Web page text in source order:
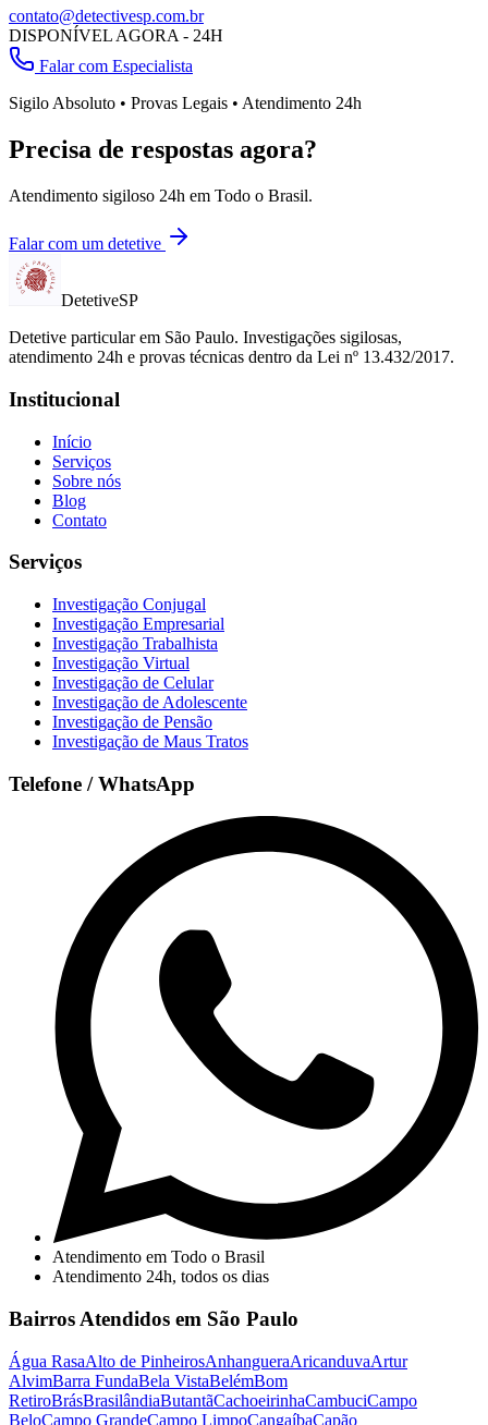
contato@detectivesp.com.br
DISPONÍVEL AGORA - 24H
Falar com Especialista
Sigilo Absoluto • Provas Legais • Atendimento 24h
Precisa de respostas agora?
Atendimento sigiloso 24h em Todo o Brasil.
Falar com um detetive
DetetiveSP
Detetive particular em São Paulo. Investigações sigilosas,
atendimento 24h e provas técnicas dentro da Lei nº 13.432/2017.
Institucional
Início
Serviços
Sobre nós
Blog
Contato
Serviços
Investigação Conjugal
Investigação Empresarial
Investigação Trabalhista
Investigação Virtual
Investigação de Celular
Investigação de Adolescente
Investigação de Pensão
Investigação de Maus Tratos
Telefone / WhatsApp
Atendimento em Todo o Brasil
Atendimento 24h, todos os dias
Bairros Atendidos em São Paulo
Água RasaAlto de PinheirosAnhangueraAricanduvaArtur
AlvimBarra FundaBela VistaBelémBom
RetiroBrásBrasilândiaButantãCachoeirinhaCambuciCampo
BeloCampo GrandeCampo LimpoCangaíbaCapão